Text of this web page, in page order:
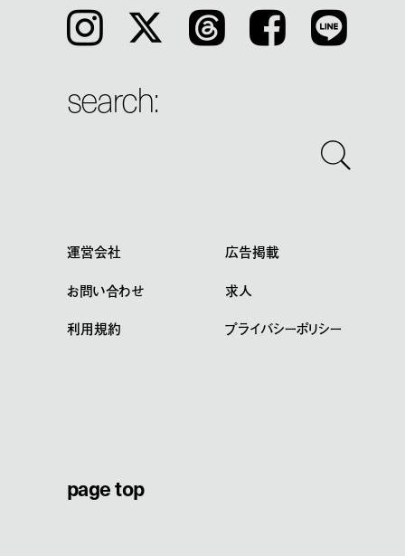
Instagram 𝕏 Threads Facebook LINE
search:
運営会社
広告掲載
お問い合わせ
求人
利用規約 プライバシーポリシー
page top